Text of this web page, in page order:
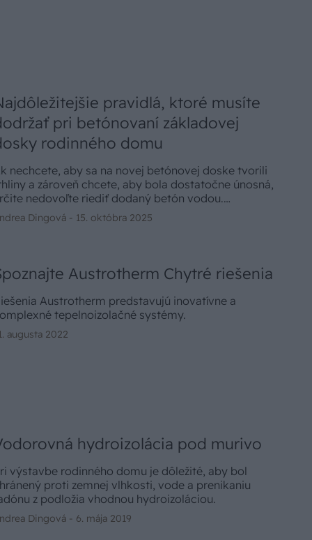
pravidlá, ktoré musíte
pri betónovaní základovej
rodinného domu
nechcete, aby sa na novej betónovej doske tvorili
a zároveň chcete, aby bola dostatočne únosná,
nedovoľte riediť dodaný betón vodou.
základovej dosky rodinného domu má
ale svoje ďalšie presné pravidlá. Pozrime sa spolu na
Dingová - 15. októbra 2025
Austrotherm Chytré riešenia
Austrotherm predstavujú inovatívne a
tepelnoizolačné systémy.
augusta 2022
hydroizolácia pod murivo
výstavbe rodinného domu je dôležité, aby bol
proti zemnej vlhkosti, vode a prenikaniu
z podložia vhodnou hydroizoláciou.
Dingová - 6. mája 2019